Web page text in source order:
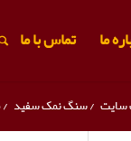
ما تماس با ما
سایت /سنگ نمک سفید /